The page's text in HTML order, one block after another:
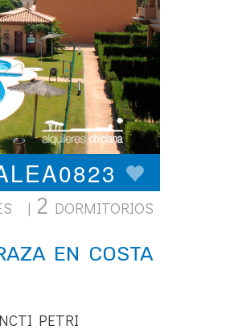
| 2 DORMITORIOS
EN COSTA
PETRI